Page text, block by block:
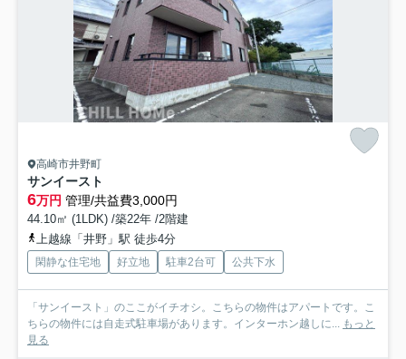
高崎市井野町
サンイースト
6万円 管理/共益費3,000円
44.10㎡ (1LDK) /築22年 /2階建
上越線「井野」駅 徒歩4分
閑静な住宅地 好立地 駐車2台可 公共下水
「サンイースト」のここがイチオシ。こちらの物件はアパートです。こ
ちらの物件には自走式駐車場があります。インターホン越しに... もっと
見る